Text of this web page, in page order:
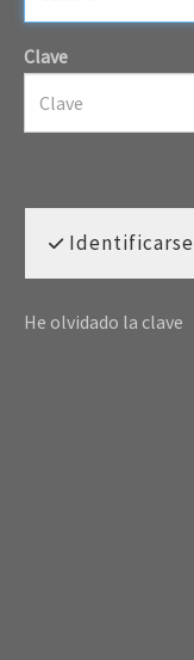
Clave
Identificarse
He olvidado la clave